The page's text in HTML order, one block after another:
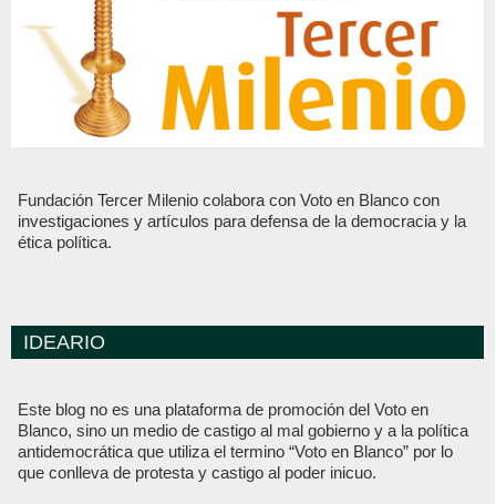
Fundación Tercer Milenio colabora con Voto en Blanco con
investigaciones y artículos para defensa de la democracia y la
ética política.
IDEARIO
Este blog no es una plataforma de promoción del Voto en
Blanco, sino un medio de castigo al mal gobierno y a la política
antidemocrática que utiliza el termino “Voto en Blanco” por lo
que conlleva de protesta y castigo al poder inicuo.